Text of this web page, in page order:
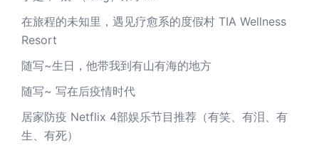
在旅程的未知里，遇见疗愈系的度假村 TIA Wellness
Resort
随写~生日，他带我到有山有海的地方
随写~ 写在后疫情时代
居家防疫 Netflix 4部娱乐节目推荐（有笑、有泪、有
生、有死）